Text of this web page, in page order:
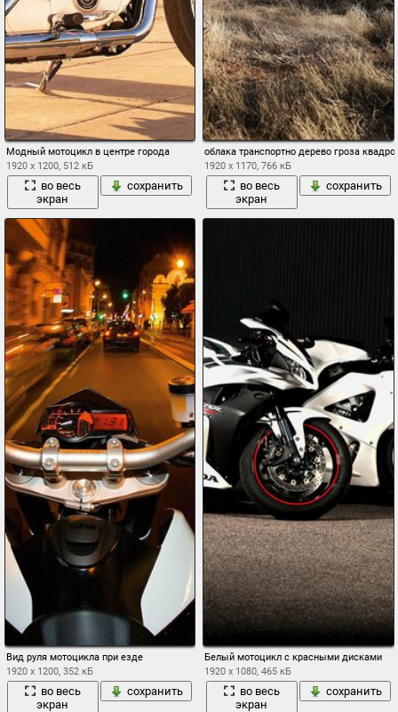
Модный мотоцикл в центре города
1920 x 1200, 512 кБ
во весь
экран
сохранить
облака транспортно дерево гроза
1920 x 1170, 766 кБ
во весь
экран
сохранить
Вид руля мотоцикла при езде
1920 x 1200, 352 кБ
во весь
экран
сохранить
Белый мотоцикл с красными дисками
1920 x 1080, 465 кБ
во весь
экран
сохранить